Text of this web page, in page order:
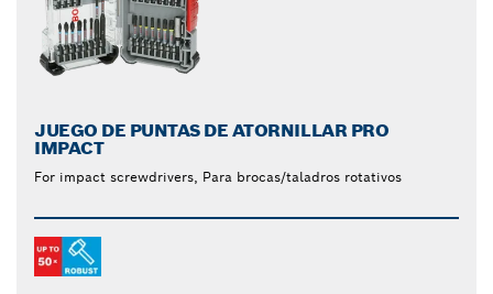
JUEGO DE PUNTAS DE ATORNILLAR PRO
IMPACT
For impact screwdrivers, Para brocas/taladros rotativos